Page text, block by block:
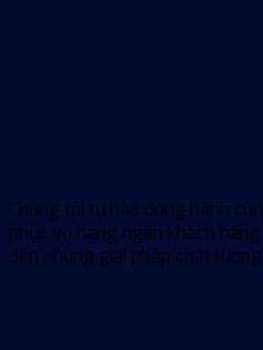
Chúng tôi tự hào đồng hành
phục vụ hàng ngàn khách
đến những giải pháp chất